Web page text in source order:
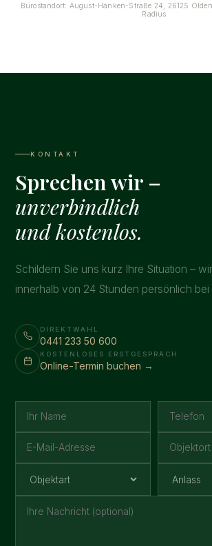
Bürostandort: August-Hanken-Straße 24, 26125
Radius
KONTAKT
Sprechen wir –
unverbindlich
und kostenlos.
Schildern Sie uns kurz Ihre Situation –
innerhalb von 24 Stunden persönlich bei
DIREKTWAHL
0441 233 50 600
KOSTENLOSES ERSTGESPRÄCH
Online-Termin buchen →